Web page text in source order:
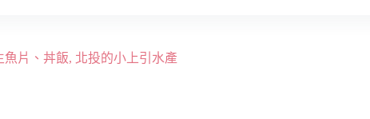
片、丼飯, 北投的小上引水產